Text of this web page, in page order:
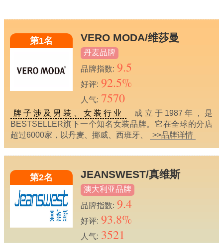
第1名 VERO MODA/维莎曼
丹麦品牌
品牌指数: 9.5
好评: 92.5%
人气: 7570
牌子涉及男装、女装行业
成立于1987年，是
BESTSELLER旗下一个知名女装品牌。它在全球的分店
超过6000家，以丹麦、挪威、西班牙、
>>品牌详情
第2名 JEANSWEST/真维斯
澳大利亚品牌
品牌指数: 9.4
好评: 93.8%
人气: 3521